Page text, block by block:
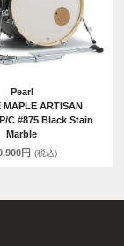
Pearl
MAPLE ARTISAN
C #875 Black Stain
Marble
円 (税込)